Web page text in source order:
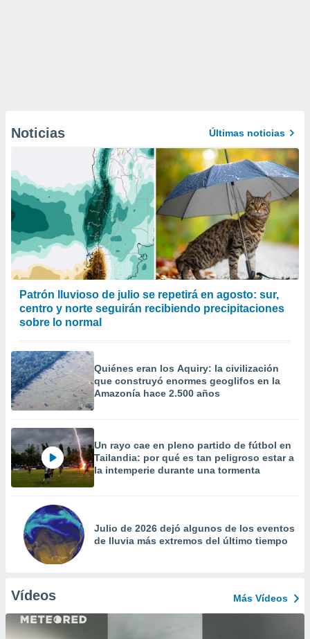
Noticias Últimas noticias
Patrón lluvioso de julio se repetirá en agosto: sur,
centro y norte seguirán recibiendo precipitaciones
sobre lo normal
Quiénes eran los Aquiry: la civilización
que construyó enormes geoglifos en la
Amazonía hace 2.500 años
Un rayo cae en pleno partido de fútbol en
Tailandia: por qué es tan peligroso estar a
la intemperie durante una tormenta
Julio de 2026 dejó algunos de los eventos
de lluvia más extremos del último tiempo
Vídeos Más Vídeos